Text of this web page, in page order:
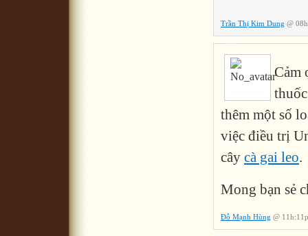
Trần Thị Kim Dung @
Cảm
thêm một số
việc điều trị
cây cà gai leo.
Mong bạn sẻ
Đỗ Mạnh Hùng @